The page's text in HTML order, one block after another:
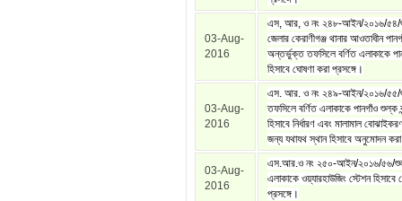
03-Aug-
2016
এস, আর, ও নং ২৪৮-আইন/২০১৬/৫৪/
জেলার কেরাণীগঞ্জ থানার আওতাধীন
অন্তর্ভুক্ত তফসিলে বর্ণিত এলাকাকে
হিসাবে ঘোষণা করা প্রসঙ্গে।
03-Aug-
2016
এস. আর. ও নং ২৪৯-আইন/২০১৬/
তফসিলে বর্ণিত এলাকাকে পানগাঁও শুল্ক
হিসাবে নির্ধারণ এবং মালামাল
জন্য যথাযথ স্থান হিসাবে অনুমোদন
03-Aug-
2016
এস.আর.ও নং ২৫০-আইন/২০১৬/৫৬/
এলাকাকে ওয়্যারহাউজিং স্টেশন হিসাবে
প্রসঙ্গে।